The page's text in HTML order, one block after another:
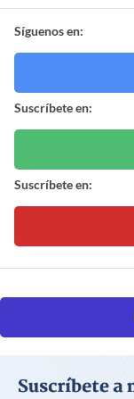
Síguenos en:
Suscríbete en:
Suscríbete en: